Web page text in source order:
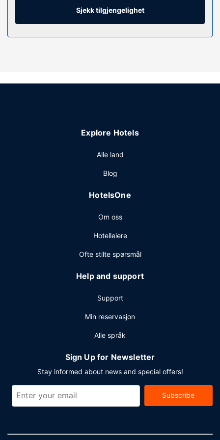
skrivebord og kaffetrakter/tekoker, samt telefon med
lokalsamtaler (inkludert).
Fasiliteter på eiendommen
forretningssenter, aviser i lobbyen (inkludert) og
parkering (inkludert) på stedet.
Sjekk tilgjengelighet
Explore Hotels
Alle land
Blog
HotelsOne
Om oss
Hotelleiere
Ofte stilte spørsmål
Help and support
Support
Min reservasjon
Alle språk
Sign Up for Newsletter
Stay informed about news and special offers!
Subscribe